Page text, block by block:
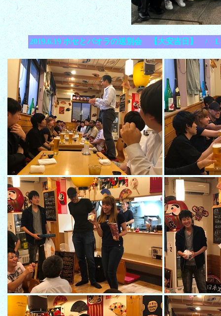
2019.6.19 ホセとパオラの送別会 【大安吉日】 /